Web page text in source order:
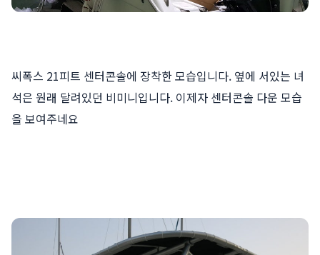
씨폭스 21피트 센터콘솔에 장착한 모습입니다. 옆에 서있는 녀
석은 원래 달려있던 비미니입니다. 이제자 센터콘솔 다운 모습
을 보여주네요